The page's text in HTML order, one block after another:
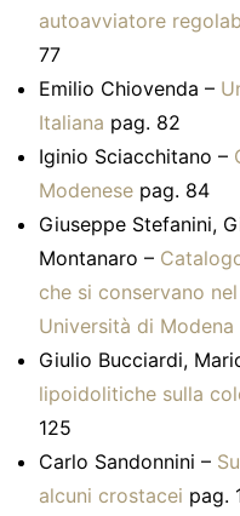
autoavviatore
77
Emilio Chiovenda –
Italiana pag. 82
Iginio Sciacchitano –
Modenese pag. 84
Giuseppe Stefanini,
Montanaro –
che si conservano
Università di Modena
Giulio Bucciardi,
lipoidolitiche sulla
125
Carlo Sandonnini –
alcuni crostacei pag.